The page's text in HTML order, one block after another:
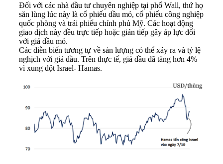
Đối với các nhà đầu tư chuyên nghiệp tại phố Wall, thứ họ
săn lùng lúc này là cổ phiếu dầu mỏ, cổ phiếu công nghiệp
quốc phòng và trái phiếu chính phủ Mỹ. Các hoạt động
giao dịch này đều trực tiếp hoặc gián tiếp gây áp lực đối
với giá dầu mỏ.
Các diễn biến tương tự về sản lượng có thể xảy ra và tỷ lệ
nghịch với giá dầu. Trên thực tế, giá dầu đã tăng hơn 4%
vì xung đột Israel- Hamas.